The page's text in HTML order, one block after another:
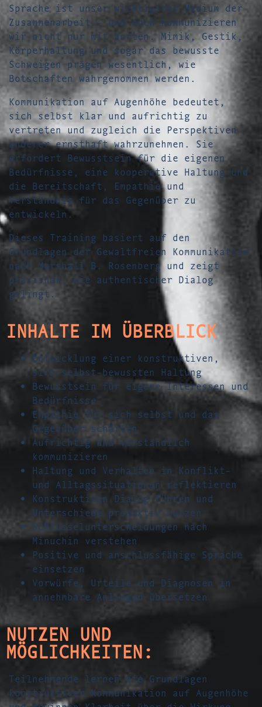
Sprache ist unser wichtigstes Medium der
Zusammenarbeit – und doch kommunizieren
wir nicht nur mit Worten. Mimik, Gestik,
Körperhaltung und sogar das bewusste
Schweigen prägen wesentlich, wie
Botschaften wahrgenommen werden.
Kommunikation auf Augenhöhe bedeutet,
sich selbst klar und aufrichtig zu
vertreten und zugleich die Perspektiven
anderer ernsthaft wahrzunehmen. Sie
erfordert Bewusstsein für die eigenen
Bedürfnisse, eine kooperative Haltung und
die Bereitschaft, Empathie und
Verständnis für das Gegenüber zu
entwickeln.
Dieses Training basiert auf den
Grundlagen der Gewaltfreien Kommunikation
nach Marshall B. Rosenberg und zeigt
praxisnah, wie authentischer Dialog
gelingt.
INHALTE IM ÜBERBLICK
Entwicklung einer konstruktiven,
sich-selbst-bewussten Haltung
Bewusstsein für eigene Interessen und
Bedürfnisse
Empathie für sich selbst und das
Gegenüber schärfen
Aufrichtig und verständlich
kommunizieren
Haltung und Verhalten in Konflikt-
und Alltagssituationen reflektieren
Konstruktiven Dialog führen und
Unterschiede produktiv nutzen
Schlüsselunterscheidungen nach
Minuchin verstehen
Positive und anschlussfähige Sprache
einsetzen
Vorwürfe, Urteile und Diagnosen in
annehmbare Anliegen übersetzen
NUTZEN UND
MÖGLICHKEITEN:
Teilnehmende lernen die Grundlagen
konstruktiver Kommunikation auf Augenhöhe